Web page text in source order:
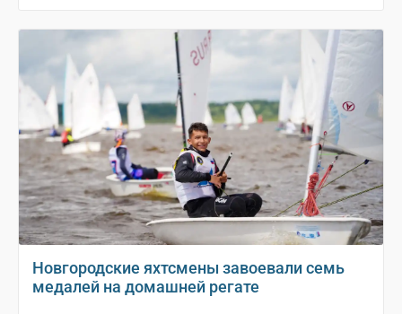
Новгородские яхтсмены завоевали семь
медалей на домашней регате